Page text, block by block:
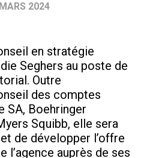
2024
en stratégie
Seghers au poste de
Outre
des comptes
SA, Boehringer
Squibb, elle sera
de développer l’offre
l’agence auprès de ses